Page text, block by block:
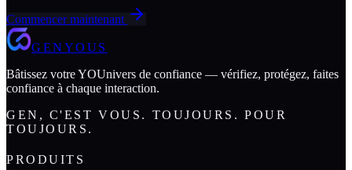
Commencer maintenant
GENYOUS
Bâtissez votre YOUnivers de confiance — vérifiez, protégez, faites
confiance à chaque interaction.
GEN, C'EST VOUS. TOUJOURS. POUR
TOUJOURS.
PRODUITS